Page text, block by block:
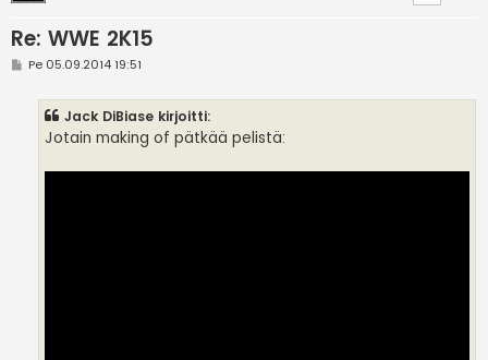
Re: WWE 2K15
VPe 05.09.2014 19:51
Jack DiBiase kirjoitti:
Jotain making of pätkää pelistä: